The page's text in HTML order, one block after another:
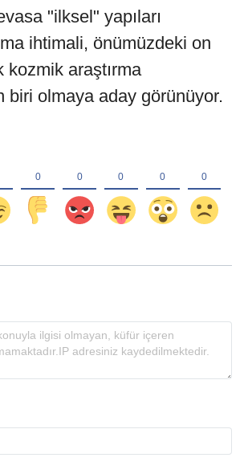
"ilksel" yapıları
ihtimali, önümüzdeki on
kozmik araştırma
biri olmaya aday görünüyor.